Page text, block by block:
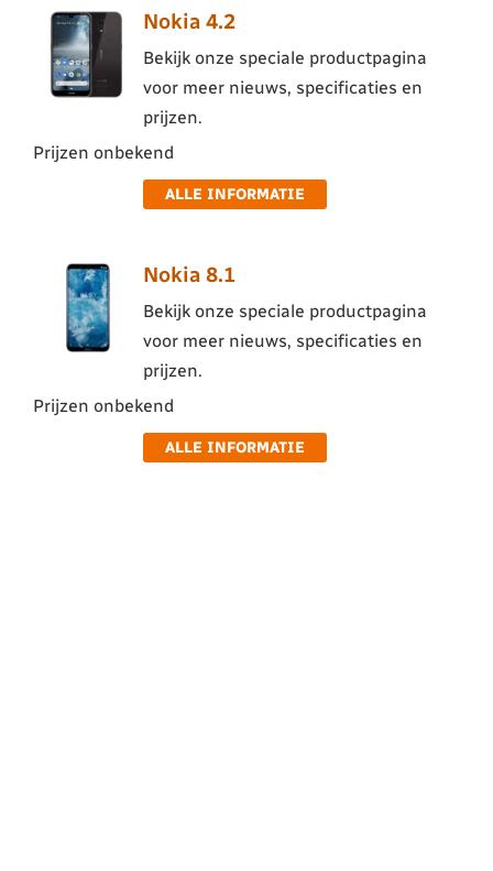
Nokia 4.2
Bekijk onze speciale productpagina
voor meer nieuws, specificaties en
prijzen.
Prijzen onbekend
ALLE INFORMATIE
Nokia 8.1
Bekijk onze speciale productpagina
voor meer nieuws, specificaties en
prijzen.
Prijzen onbekend
ALLE INFORMATIE